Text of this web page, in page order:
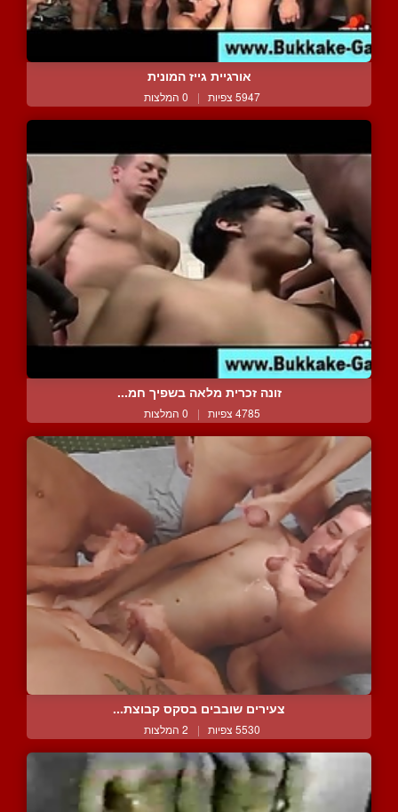
אורגיית גייז המונית
5947 צפיות | 0 המלצות
זונה זכרית מלאה בשפיך חמ...
4785 צפיות | 0 המלצות
צעירים שובבים בסקס קבוצת...
5530 צפיות | 2 המלצות